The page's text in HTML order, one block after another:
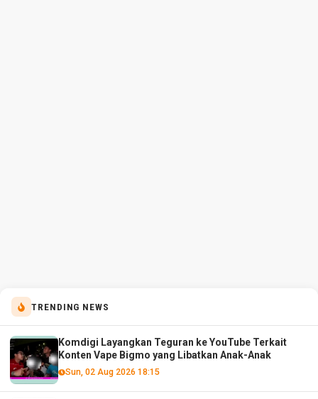
TRENDING NEWS
Komdigi Layangkan Teguran ke YouTube Terkait
Konten Vape Bigmo yang Libatkan Anak-Anak
Sun, 02 Aug 2026 18:15